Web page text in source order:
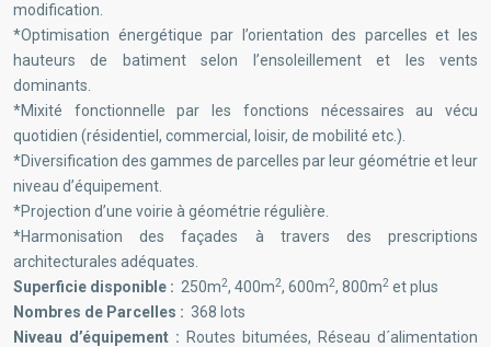
modification.
*Optimisation énergétique par l’orientation des parcelles et les
hauteurs de batiment selon l’ensoleillement et les vents
dominants.
*Mixité fonctionnelle par les fonctions nécessaires au vécu
quotidien (résidentiel, commercial, loisir, de mobilité etc.).
*Diversification des gammes de parcelles par leur géométrie et leur
niveau d’équipement.
*Projection d’une voirie à géométrie régulière.
*Harmonisation des façades à travers des prescriptions
architecturales adéquates.
Superficie disponible : 250m2, 400m2, 600m2, 800m2 et plus
Nombres de Parcelles : 368 lots
Niveau d’équipement : Routes bitumées, Réseau d´alimentation